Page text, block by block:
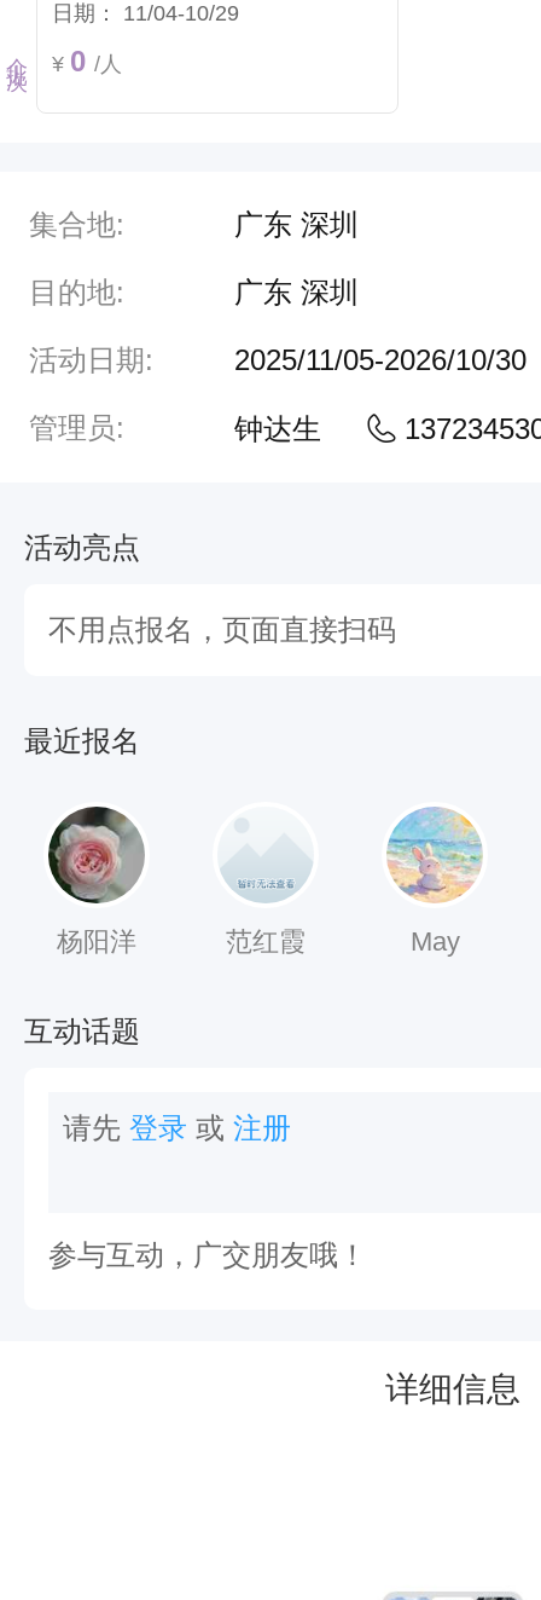
日期： 11/04-10/29
¥ 0 /人
集合地: 广东 深圳
目的地: 广东 深圳
活动日期: 2025/11/05-2026/10/30
管理员: 钟达生
活动亮点
不用点报名，页面直接扫码
最近报名
杨阳洋 范红霞 May
互动话题
请先 登录 或 注册
参与互动，广交朋友哦！
详细信息